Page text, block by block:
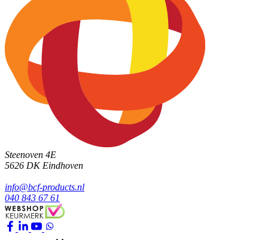
Steenoven 4E
5626 DK Eindhoven
info@bcf-products.nl
040 843 67 61